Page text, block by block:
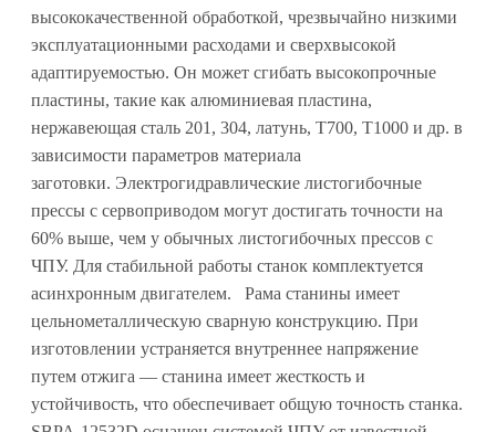
высококачественной обработкой, чрезвычайно низкими
эксплуатационными расходами и сверхвысокой
адаптируемостью. Он может сгибать высокопрочные
пластины, такие как алюминиевая пластина,
нержавеющая сталь 201, 304, латунь, T700, T1000 и др. в
зависимости параметров материала
заготовки. Электрогидравлические листогибочные
прессы с сервоприводом могут достигать точности на
60% выше, чем у обычных листогибочных прессов с
ЧПУ. Для стабильной работы станок комплектуется
асинхронным двигателем. Рама станины имеет
цельнометаллическую сварную конструкцию. При
изготовлении устраняется внутреннее напряжение
путем отжига — станина имеет жесткость и
устойчивость, что обеспечивает общую точность станка.